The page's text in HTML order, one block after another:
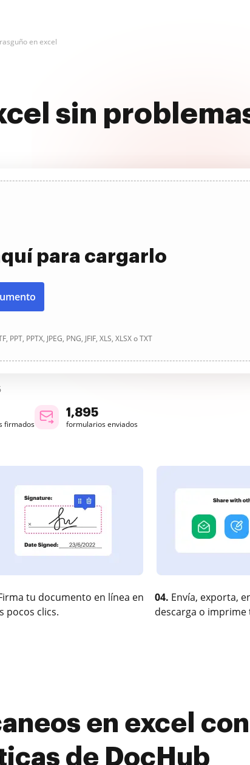
en excel
sin
para cargarlo
PPTX, JPEG, PNG, JFIF, XLS, XLSX o TXT
firmados
1,895
formularios enviados
tu documento en línea en
pocos clics.
04. Envía, exporta,
descarga o
en excel
de DocHub